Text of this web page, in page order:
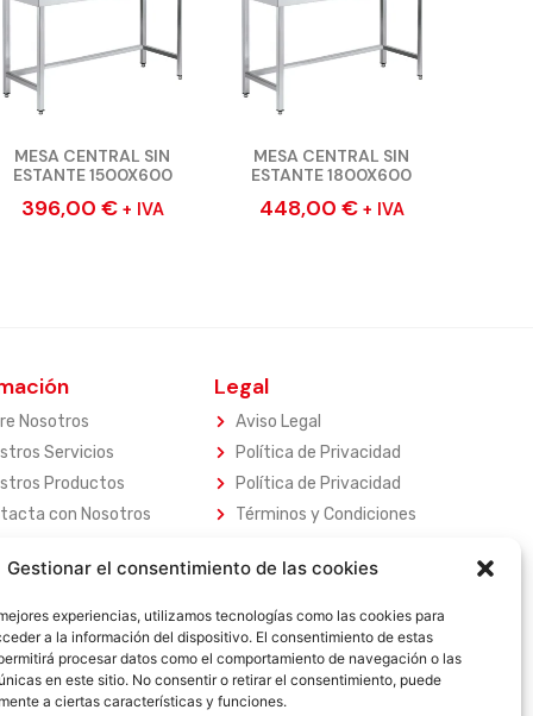
Gestionar el consentimiento de las cookies
experiencias, utilizamos tecnologías como las cookies para
a la información del dispositivo. El consentimiento de estas
procesar datos como el comportamiento de navegación o las
en este sitio. No consentir o retirar el consentimiento, puede
a ciertas características y funciones.
MESA CENTRAL SIN
ESTANTE 1500X600
396,00 € + IVA
MESA CENTRAL SIN
ESTANTE 1800X600
448,00 € + IVA
Nosotros
Servicios
Productos
con Nosotros
Legal
Aviso Legal
Política de Privacidad
Política de Privacidad
Términos y Condiciones
Devoluciones